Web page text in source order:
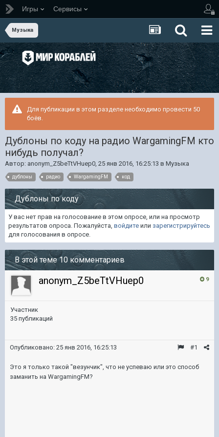
Игры Сервисы
Музыка
Для публикации в этом разделе необходимо провести 50
боёв.
Дублоны по коду на радио WargamingFM кто
нибудь получал?
Автор: anonym_Z5beTtVHuep0, 25 янв 2016, 16:25:13 в Музыка
дублоны радио WargamingFM код
Дублоны по коду
У вас нет прав на голосование в этом опросе, или на просмотр
результатов опроса. Пожалуйста, войдите или зарегистрируйтесь
для голосования в опросе.
В этой теме 10 комментариев
9
anonym_Z5beTtVHuep0
Участник
35 публикаций
#1
Опубликовано: 25 янв 2016, 16:25:13
Это я только такой "везунчик", что не успеваю или это способ
заманить на WargamingFM?